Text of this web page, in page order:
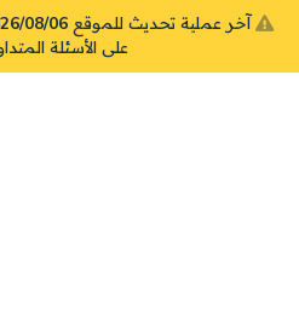
آخر عملية تحديث للموقع 2026/08/06 على
على الأسئلة